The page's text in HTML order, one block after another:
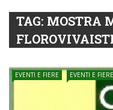
TAG: MOSTRA
EVENTI E FIERE EVENTI E